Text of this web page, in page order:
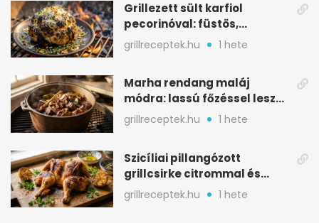
Grillezett sült karfiol
pecorinóval: füstös,
karamellizált nyári kedvenc
grillreceptek.hu 1 hete
Marha rendang maláj
módra: lassú főzéssel lesz
igazán szaftos
grillreceptek.hu 1 hete
Szicíliai pillangózott
grillcsirke citrommal és
oregánóval
grillreceptek.hu 1 hete